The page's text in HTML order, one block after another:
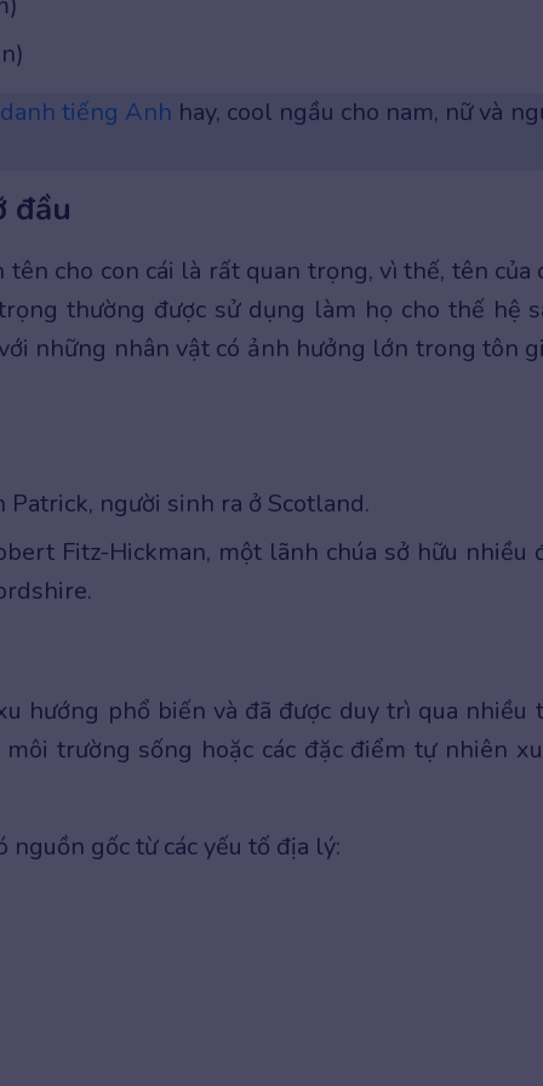
tiếng Anh hay, cool ngầu cho nam, nữ và
đầu
cho con cái là rất quan trọng, vì thế, tên của
thường được sử dụng làm họ cho thế hệ
những nhân vật có ảnh hưởng lớn trong tôn
người sinh ra ở Scotland.
Fitz-Hickman, một lãnh chúa sở hữu nhiều
hướng phổ biến và đã được duy trì qua nhiều
trường sống hoặc các đặc điểm tự nhiên
gốc từ các yếu tố địa lý: